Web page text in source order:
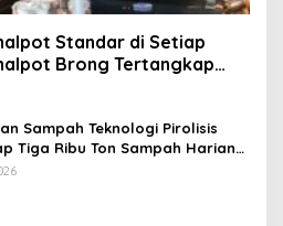
Standar di Setiap
Brong Tertangkap
Sampah Teknologi Pirolisis
Tiga Ribu Ton Sampah Harian